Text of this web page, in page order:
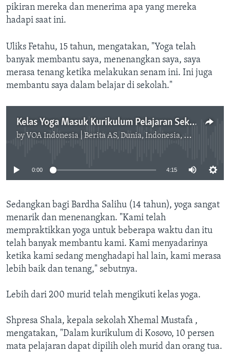
pikiran mereka dan menerima apa yang mereka
hadapi saat ini.
Uliks Fetahu, 15 tahun, mengatakan, "Yoga telah
banyak membantu saya, menenangkan saya, saya
merasa tenang ketika melakukan senam ini. Ini juga
membantu saya dalam belajar di sekolah."
Kelas Yoga Masuk Kurikulum Pelajaran Sekolah di Kosovo
by VOA Indonesia | Berita AS, Dunia, Indonesia, Diaspora Indonesia di AS
No media source currently available
0:00 4:15
Sedangkan bagi Bardha Salihu (14 tahun), yoga sangat
menarik dan menenangkan. "Kami telah
mempraktikkan yoga untuk beberapa waktu dan itu
telah banyak membantu kami. Kami menyadarinya
ketika kami sedang menghadapi hal lain, kami merasa
lebih baik dan tenang," sebutnya.
Lebih dari 200 murid telah mengikuti kelas yoga.
Shpresa Shala, kepala sekolah Xhemal Mustafa ,
mengatakan, "Dalam kurikulum di Kosovo, 10 persen
mata pelajaran dapat dipilih oleh murid dan orang tua.